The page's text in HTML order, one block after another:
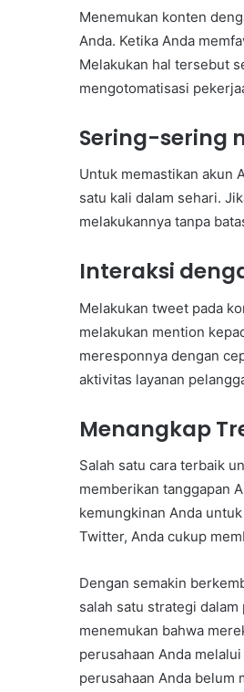
Menemukan konten
Anda. Ketika Anda
Melakukan hal tersebut
mengotomatisasi
Sering-sering
Untuk memastikan akun
satu kali dalam sehari.
melakukannya tanpa
Interaksi
Melakukan tweet pada
melakukan mention
meresponnya dengan
aktivitas layanan
Menangkap
Salah satu cara terbaik
memberikan tanggapan
kemungkinan Anda
Twitter, Anda cukup
Dengan semakin
salah satu strategi
menemukan bahwa
perusahaan Anda
perusahaan Anda belum